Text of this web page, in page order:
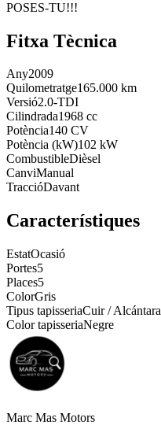
POSES-TU!!!
Fitxa Tècnica
Any2009
Quilometratge165.000 km
Versió2.0-TDI
Cilindrada1968 cc
Potència140 CV
Potència (kW)102 kW
CombustibleDièsel
CanviManual
TraccióDavant
Característiques
EstatOcasió
Portes5
Places5
ColorGris
Tipus tapisseriaCuir / Alcántara
Color tapisseriaNegre
Marc Mas Motors